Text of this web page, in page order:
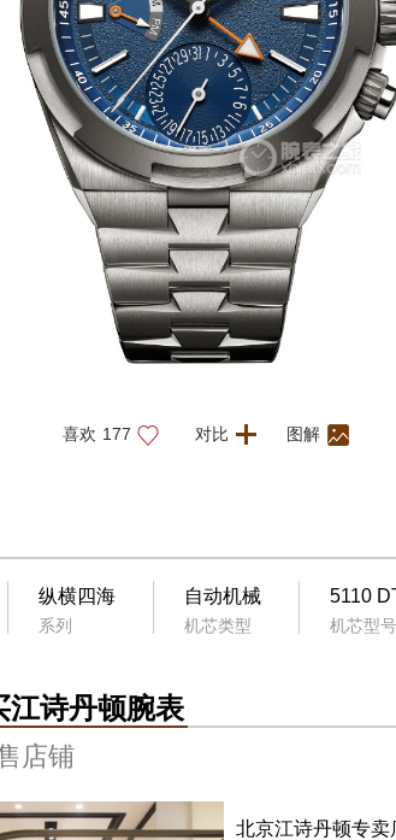
喜欢 177 对比 图解
纵横四海
系列
自动机械
机芯类型
5110
机芯型号
江诗丹顿腕表
店铺
北京江诗丹顿专卖